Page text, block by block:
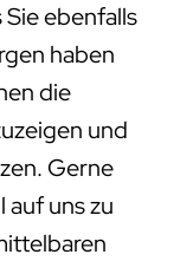
Sie ebenfalls
haben
die
und
Gerne
auf uns zu